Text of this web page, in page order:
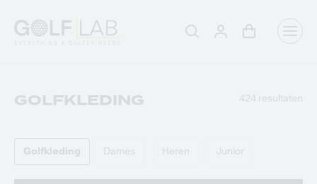
Zoeken AanmeldenWinkelwagen
GOLFKLEDING 424 resultaten
Golfkleding Dames Heren Junior